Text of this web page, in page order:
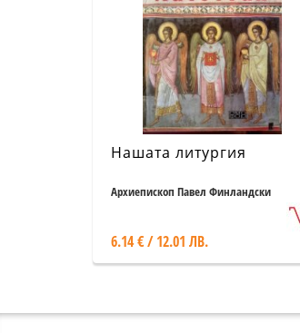
Нашата литургия
Архиепископ Павел Финландски
6.14 € / 12.01 ЛВ.